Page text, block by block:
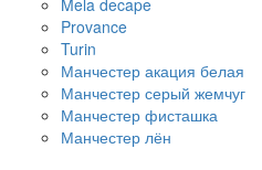
Mela decape
Provance
Turin
Манчестер акация белая
Манчестер серый жемчуг
Манчестер фисташка
Манчестер лён